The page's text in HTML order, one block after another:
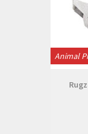
Animal